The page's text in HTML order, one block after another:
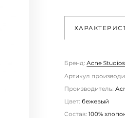
Бренд: Acne Studios
Артикул
Производитель:
Цвет: бежевый
Состав: 100%